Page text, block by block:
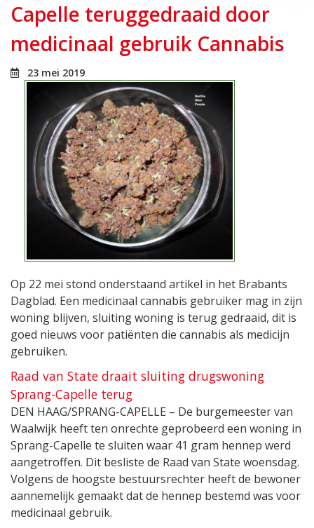
Capelle teruggedraaid door
medicinaal gebruik Cannabis
23 mei 2019
Op 22 mei stond onderstaand artikel in het Brabants
Dagblad. Een medicinaal cannabis gebruiker mag in zijn
woning blijven, sluiting woning is terug gedraaid, dit is
goed nieuws voor patiënten die cannabis als medicijn
gebruiken.
Raad van State draait sluiting drugswoning
Sprang-Capelle terug
DEN HAAG/SPRANG-CAPELLE – De burgemeester van
Waalwijk heeft ten onrechte geprobeerd een woning in
Sprang-Capelle te sluiten waar 41 gram hennep werd
aangetroffen. Dit besliste de Raad van State woensdag.
Volgens de hoogste bestuursrechter heeft de bewoner
aannemelijk gemaakt dat de hennep bestemd was voor
medicinaal gebruik.